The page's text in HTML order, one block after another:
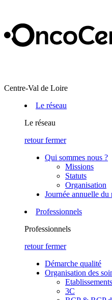
Centre-Val de Loire
Le réseau
Le réseau
retour fermer
Qui sommes nous ?
Missions
Statuts
Organisation
Journée annuelle du
Professionnels
Professionnels
retour fermer
Démarche qualité
Organisation des
Etablissements
3C